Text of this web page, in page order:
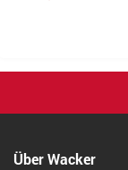
Über Wacker